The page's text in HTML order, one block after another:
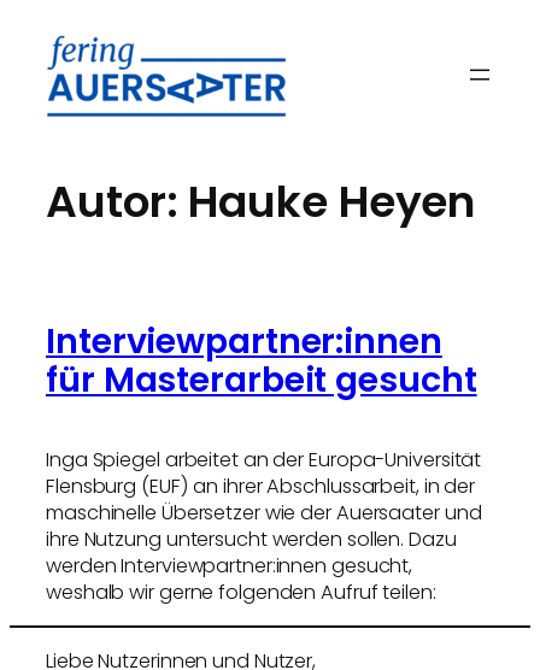
Inhalt
springen
Autor: Hauke Heyen
Interviewpartner:innen
für Masterarbeit gesucht
Inga Spiegel arbeitet an der Europa-Universität
Flensburg (EUF) an ihrer Abschlussarbeit, in der
maschinelle Übersetzer wie der Auersaater und
ihre Nutzung untersucht werden sollen. Dazu
werden Interviewpartner:innen gesucht,
weshalb wir gerne folgenden Aufruf teilen:
Liebe Nutzerinnen und Nutzer,